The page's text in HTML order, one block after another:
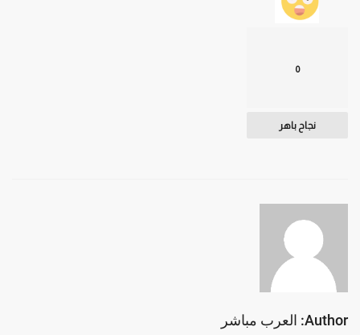
0
نجاح باهر
Author: العرب مباشر